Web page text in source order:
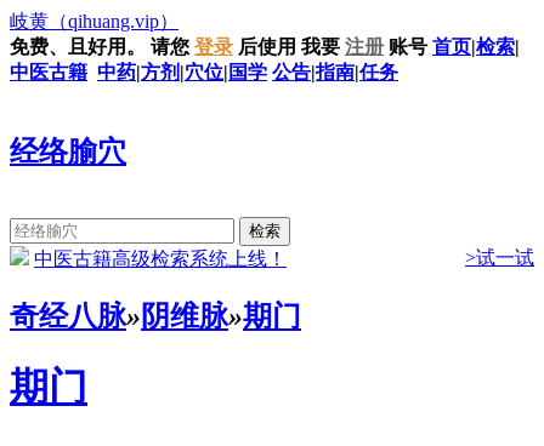
岐黄 （qihuang.vip）
免费、且好用。
请您 登录 后使用 我要 注册 账号 首页|检索|
中医古籍 中药|方剂 |穴位| 国学 公告|指南|任务
经络腧穴
中医古籍高级检索系统上线！ >试一试
奇经八脉»阴维脉»期门
期门